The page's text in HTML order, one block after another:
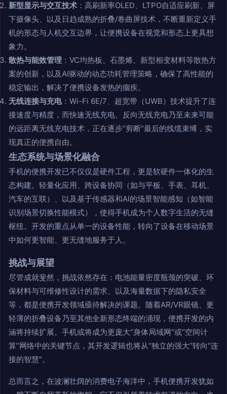
新型显示与交互技术 ：高刷新率OLED、LTPO自适应刷新、屏
下摄像头、以及日趋成熟的折叠/卷曲屏技术，不断重新定义手
机的形态与人机交互边界，让便携设备在视觉和形态上更具想
象力。
散热与能效管理 ：VC均热板、石墨烯、新型相变材料等散热方
案的创新，以及AI驱动的动态功耗管理策略，确保了高性能的
稳定输出，解决了便携设备发热的痼疾。
无线连接与充电：Wi-Fi 6E/7、超宽带（UWB）技术提升了连
接速度与精度，而快速无线充电、反向无线充电乃至未来可能
的远距离无线充电技术，正在逐步“剪断”最后的线缆束缚，实
现真正的便携自由。
生态系统与场景化融合
手机的便携开发已不仅仅是硬件工程，更是软硬件一体化的生
态构建。轻量化应用、跨设备协同（如与平板、手表、耳机、
汽车的互联）、以及基于传感器和AI的场景智能感知（如智能
识别场景切换性能模式），使得手机成为个人数字生活的无缝
枢纽。开发的重点从单一的设备性能，转向了设备在移动场景
中如何更智能、更无缝地服务于人。
挑战与展望
尽管成就斐然，挑战依然存在：电池能量密度瓶颈的突破、环
保材料与可维修性设计的需求、以及海量数据下的隐私安全
等，都是便携开发领域亟待解决的课题。随着AR/VR眼镜、更
轻薄的折叠设备乃至其他全新形态终端的涌现，便携开发的内
涵将持续扩展。手机或将成为更庞大“身体局域网”或“空间计
算”网络中的关键节点，其开发逻辑也将从“独立的强大”转向“连
接的智慧”。
总而言之，在波澜壮阔的消费电子海洋中，手机便携开发犹如